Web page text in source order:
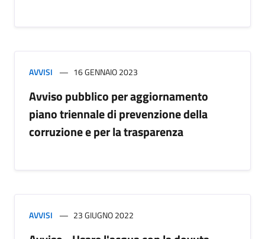
AVVISI 16 GENNAIO 2023
Avviso pubblico per aggiornamento
piano triennale di prevenzione della
corruzione e per la trasparenza
AVVISI 23 GIUGNO 2022